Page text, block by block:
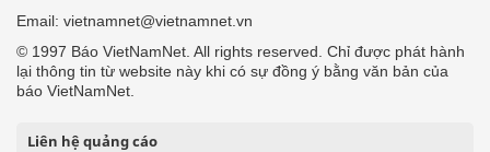
Email: vietnamnet@vietnamnet.vn
© 1997 Báo VietNamNet. All rights reserved. Chỉ được phát hành
lại thông tin từ website này khi có sự đồng ý bằng văn bản của
báo VietNamNet.
Liên hệ quảng cáo